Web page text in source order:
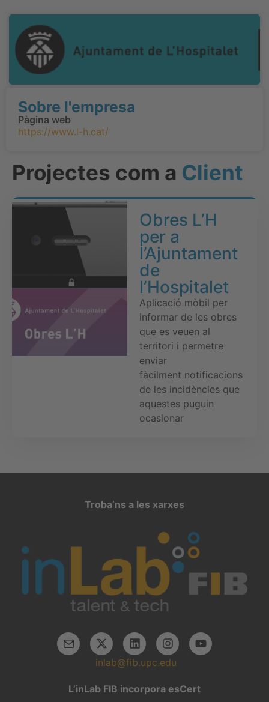
Projectes com a Client
Obres L’H
per a
l’Ajuntament
de
l’Hospitalet
Aplicació mòbil per
informar de les obres
que es veuen al
territori i permetre
enviar
fàcilment notificacions
de les incidències que
aquestes puguin
ocasionar
Sobre l'empresa
Pàgina web
https://www.l-h.cat/
Troba’ns a les xarxes
inlab@fib.upc.edu
L’inLab FIB incorpora esCert